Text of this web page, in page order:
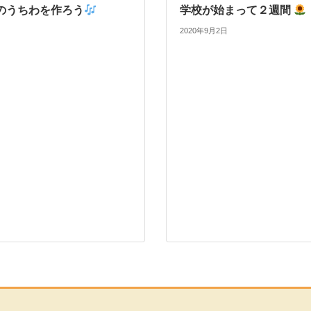
うちわを作ろう 学校が始まって２週間
2020年9月2日